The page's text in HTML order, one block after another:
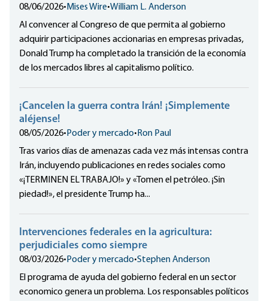
08/06/2026• Mises Wire•William L. Anderson
Al convencer al Congreso de que permita al gobierno
adquirir participaciones accionarias en empresas privadas,
Donald Trump ha completado la transición de la economía
de los mercados libres al capitalismo político.
¡Cancelen la guerra contra Irán! ¡Simplemente
aléjense!
08/05/2026• Poder y mercado• Ron Paul
Tras varios días de amenazas cada vez más intensas contra
Irán, incluyendo publicaciones en redes sociales como
«¡TERMINEN EL TRABAJO!» y «Tomen el petróleo. ¡Sin
piedad!», el presidente Trump ha...
Intervenciones federales en la agricultura:
perjudiciales como siempre
08/03/2026• Poder y mercado•Stephen Anderson
El programa de ayuda del gobierno federal en un sector
economico genera un problema. Los responsables políticos